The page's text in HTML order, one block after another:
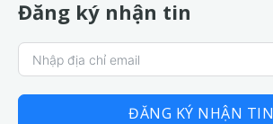
Đăng ký nhận tin
ĐĂNG KÝ NHẬN TIN